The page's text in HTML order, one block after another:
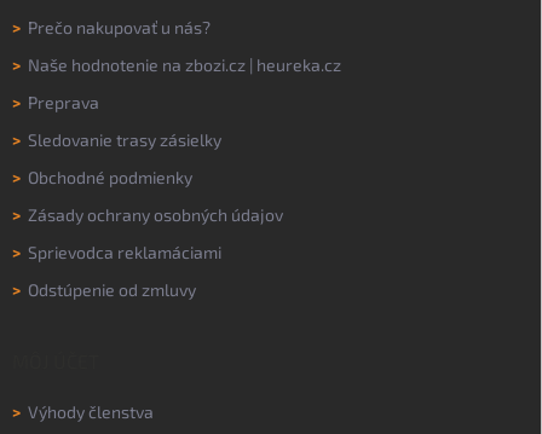
> Prečo nakupovať u nás?
> Naše hodnotenie na zbozi.cz | heureka.cz
> Preprava
> Sledovanie trasy zásielky
> Obchodné podmienky
> Zásady ochrany osobných údajov
> Sprievodca reklamáciami
> Odstúpenie od zmluvy
> Výhody členstva